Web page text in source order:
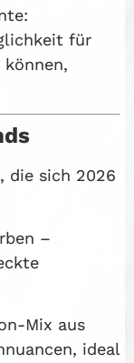
für
die sich 2026
–
Mix aus
ideal